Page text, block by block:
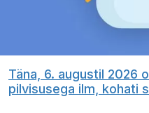
Täna, 6. augustil 2026
pilvisusega ilm, kohati